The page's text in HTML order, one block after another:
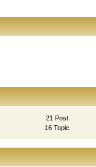
21 Post
16 Topic